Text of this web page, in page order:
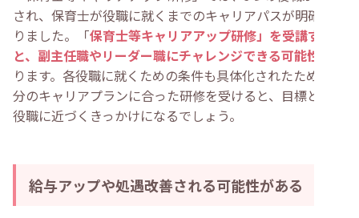
され、保育士が役職に就くまでのキャリアパスが明確にな
りました。「保育士等キャリアアップ研修」を受講する
と、副主任職やリーダー職にチャレンジできる可能性
ります。各役職に就くための条件も具体化されたため、自
分のキャリアプランに合った研修を受けると、目標とする
役職に近づくきっかけになるでしょう。
給与アップや処遇改善される可能性がある